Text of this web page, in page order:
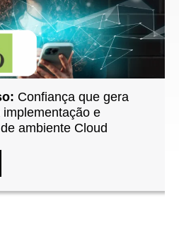
Confiança que gera
e
ambiente Cloud